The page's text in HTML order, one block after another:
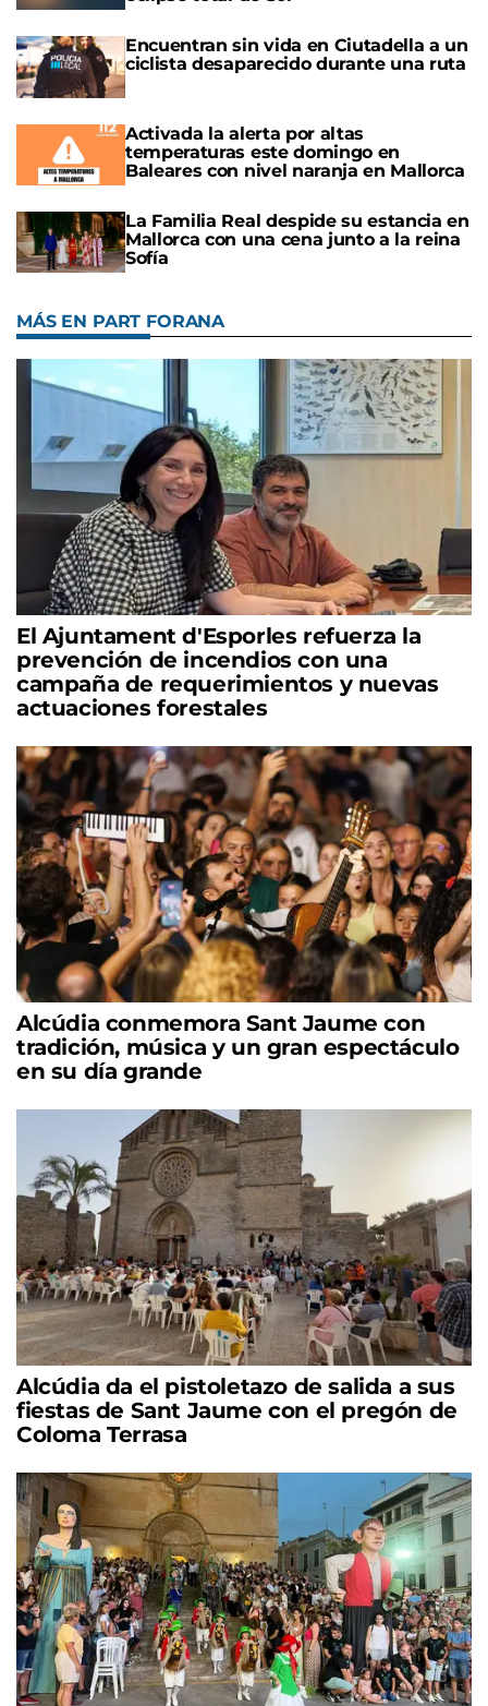
Encuentran sin vida en Ciutadella a un
ciclista desaparecido durante una ruta
Activada la alerta por altas
temperaturas este domingo en
Baleares con nivel naranja en Mallorca
La Familia Real despide su estancia en
Mallorca con una cena junto a la reina
Sofía
MÁS EN PART FORANA
El Ajuntament d'Esporles refuerza la
prevención de incendios con una
campaña de requerimientos y nuevas
actuaciones forestales
Alcúdia conmemora Sant Jaume con
tradición, música y un gran espectáculo
en su día grande
Alcúdia da el pistoletazo de salida a sus
fiestas de Sant Jaume con el pregón de
Coloma Terrasa